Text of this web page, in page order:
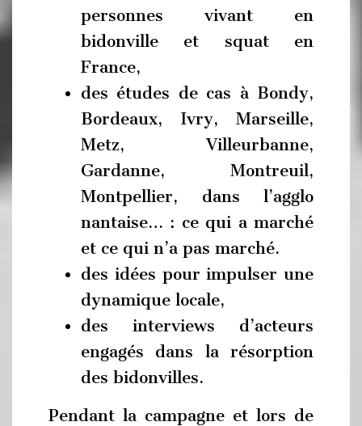
personnes vivant en
bidonville et squat en
France,
des études de cas à Bondy,
Bordeaux, Ivry, Marseille,
Metz, Villeurbanne,
Gardanne, Montreuil,
Montpellier, dans l’agglo
nantaise… : ce qui a marché
et ce qui n’a pas marché.
des idées pour impulser une
dynamique locale,
des interviews d’acteurs
engagés dans la résorption
des bidonvilles.
Pendant la campagne et lors de